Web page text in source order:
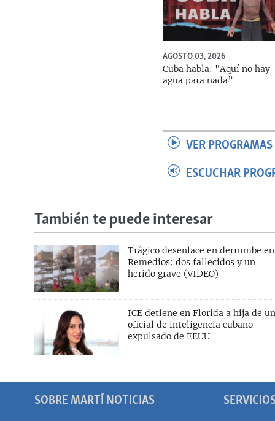
AGOSTO 03, 2026
Cuba habla: "Aquí no hay
agua para nada”
VER
ESCUCHAR
También te puede interesar
Trágico desenlace en derrumbe en
Remedios: dos fallecidos y un
herido grave (VIDEO)
ICE detiene en Florida a hija de un
oficial de inteligencia cubano
expulsado de EEUU
SOBRE MARTÍ NOTICIAS